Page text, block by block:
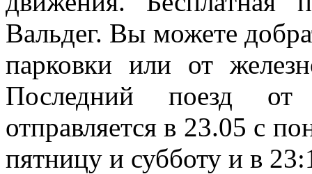
Вальдег. Вы можете
парковки или от
Последний поезд от
отправляется в 23.05 с
пятницу и субботу и в